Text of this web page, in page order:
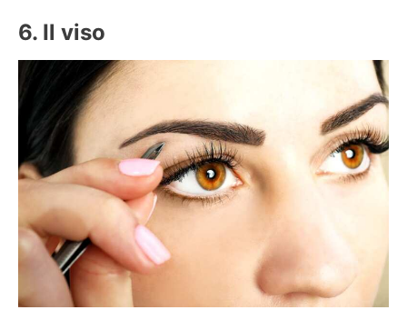
Il viso